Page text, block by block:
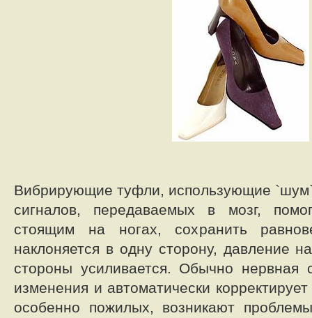
Вибрирующие туфли, использующие
сигналов, передаваемых в мозг,
стоящим на ногах, сохранить
наклоняется в одну сторону, давление
стороны усиливается. Обычно нервная
изменения и автоматически
особенно пожилых, возникают